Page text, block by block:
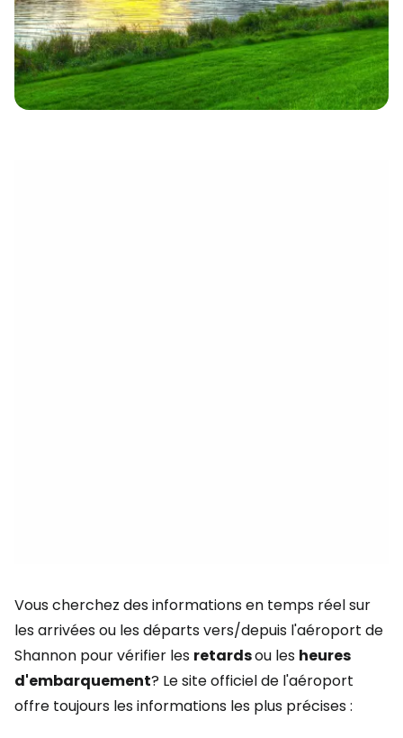
Vous cherchez des informations en temps réel sur
les arrivées ou les départs vers/depuis l'aéroport de
Shannon pour vérifier les retardsou les heures
d'embarquement? Le site officiel de l'aéroport
offre toujours les informations les plus précises :